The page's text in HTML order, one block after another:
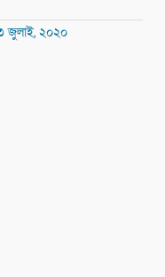
জুলাই, ২০২০